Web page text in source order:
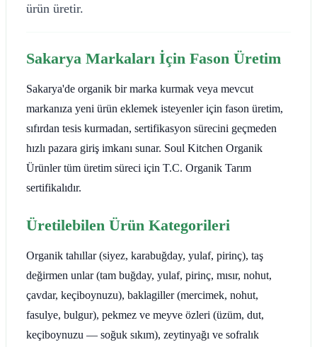
ürün üretir.
Sakarya Markaları İçin Fason Üretim
Sakarya'de organik bir marka kurmak veya mevcut
markanıza yeni ürün eklemek isteyenler için fason üretim,
sıfırdan tesis kurmadan, sertifikasyon sürecini geçmeden
hızlı pazara giriş imkanı sunar. Soul Kitchen Organik
Ürünler tüm üretim süreci için T.C. Organik Tarım
sertifikalıdır.
Üretilebilen Ürün Kategorileri
Organik tahıllar (siyez, karabuğday, yulaf, pirinç), taş
değirmen unlar (tam buğday, yulaf, pirinç, mısır, nohut,
çavdar, keçiboynuzu), baklagiller (mercimek, nohut,
fasulye, bulgur), pekmez ve meyve özleri (üzüm, dut,
keçiboynuzu — soğuk sıkım), zeytinyağı ve sofralık